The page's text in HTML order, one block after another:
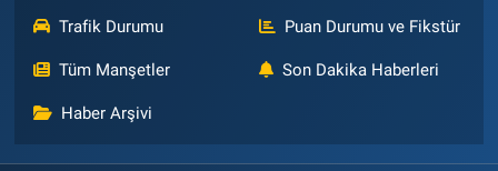
Trafik Durumu Puan Durumu ve Fikstür
Tüm Manşetler Son Dakika Haberleri
Haber Arşivi